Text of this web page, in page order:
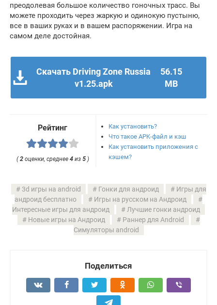
преодолевая большое количество гоночных трасс. Вы
можете проходить через жаркую и одинокую пустыню,
все в ваших руках и в вашем распоряжении. Игра на
самом деле достойная.
Скачать Driving Zone Russia
v1.25.apk
56.15
MB
Рейтинг
( 2оценки, среднее 4из 5)
Как установить?
Что такое APK-файл и кэш
Как установить приложения с
кэшем?
3d игры на android Гонки для андроид
Игры для
андроид бесплатно
Игры на русском на Андроид
Интересные игры для андроид
Лучшие гонки андроид
Новые игры на Андроид
Раннер для Android
Симуляторы android
Поделиться